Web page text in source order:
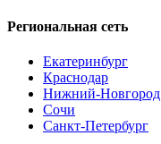
Региональная сеть
Екатеринбург
Краснодар
Нижний-Новгород
Сочи
Санкт-Петербург